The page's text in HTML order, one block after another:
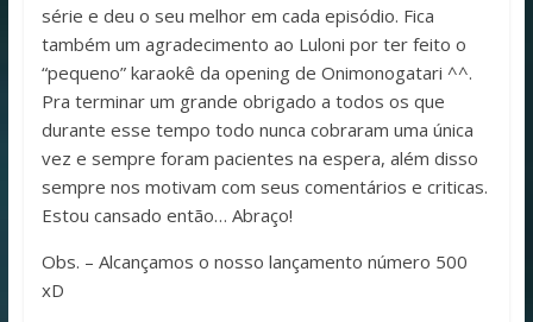
série e deu o seu melhor em cada episódio. Fica
também um agradecimento ao Luloni por ter feito o
“pequeno” karaokê da opening de Onimonogatari ^^.
Pra terminar um grande obrigado a todos os que
durante esse tempo todo nunca cobraram uma única
vez e sempre foram pacientes na espera, além disso
sempre nos motivam com seus comentários e criticas.
Estou cansado então… Abraço!
Obs. – Alcançamos o nosso lançamento número 500
xD